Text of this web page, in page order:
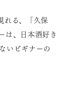
れる、「久保
は、日本酒好き
いビギナーの